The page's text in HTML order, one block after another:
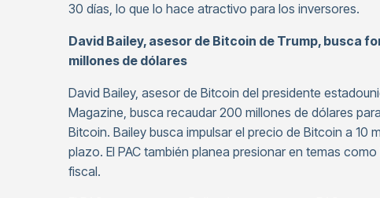
30 días, lo que lo hace atractivo para los inversores.
David Bailey, asesor de Bitcoin de Trump, busca
millones de dólares
David Bailey, asesor de Bitcoin del presidente
Magazine, busca recaudar 200 millones de dólares
Bitcoin. Bailey busca impulsar el precio de Bitcoin a 10
plazo. El PAC también planea presionar en temas
fiscal.